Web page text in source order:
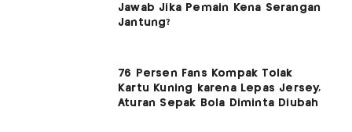
Jawab Jika Pemain Kena Serangan
Jantung?
76 Persen Fans Kompak Tolak
Kartu Kuning karena Lepas Jersey,
Aturan Sepak Bola Diminta Diubah